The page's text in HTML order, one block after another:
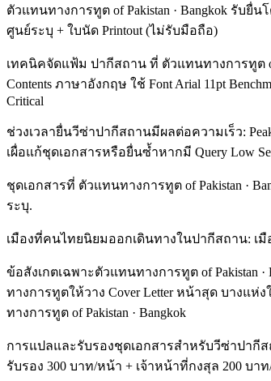
ตัวแทนทางการทูต of Pakistan · Bangkok รับ
ศูนย์ระบุ + ใบนัด Printout (ไม่รับมือถือ)
เทคนิคจัดแฟ้ม ปากีสถาน ที่ ตัวแทนทางการทูต of
Contents ภาษาอังกฤษ ใช้ Font Arial 11pt
Critical
ช่วงเวลายื่นวีซ่าปากีสถานมีผลต่อความเร็ว:
เผื่อแก้ชุดเอกสารหรือยื่นซ้ำหากมี Query Low
ชุดเอกสารที่ ตัวแทนทางการทูต of Pakistan ·
ระบุ.
เมืองที่คนไทยนิยมออกเดินทางในปากีสถาน: เมื
ข้อสังเกตเฉพาะตัวแทนทางการทูต of Pakistan
ทางการทูตให้วาง Cover Letter หน้าสุด บางแห่
ทางการทูต of Pakistan · Bangkok
การแปลและรับรองชุดเอกสารสำหรับวีซ่าปากี
รับรอง 300 บาท/หน้า + เจ้าหน้าที่กงสุล 200 บา